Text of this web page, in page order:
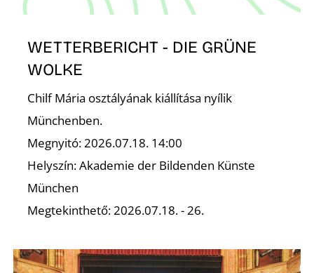
WETTERBERICHT - DIE GRÜNE
WOLKE
Chilf Mária osztályának kiállítása nyílik
Münchenben.
Megnyitó: 2026.07.18. 14:00
Helyszín: Akademie der Bildenden Künste
München
Megtekinthető: 2026.07.18. - 26.